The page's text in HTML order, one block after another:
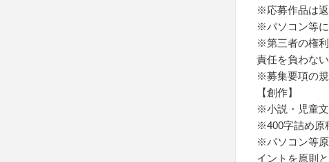
※応募作品は
※パソコン等
※第三者の権
責任を負わない
※募集要項の
【創作】
※小説・児童
※400字詰め原
※パソコン等
イントを原則